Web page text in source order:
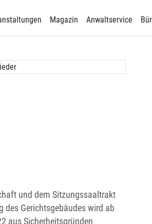
Magazin Anwaltservice
und dem Sitzungssaaltrakt
des Gerichtsgebäudes wird ab
aus Sicherheitsgründen